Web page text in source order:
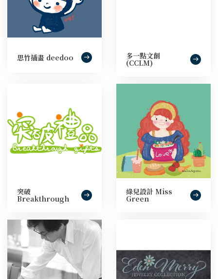
思竹插畫 deedoo 多一點文創
(CCLM)
突破
Breakthrough
綠兒設計 Miss
Green